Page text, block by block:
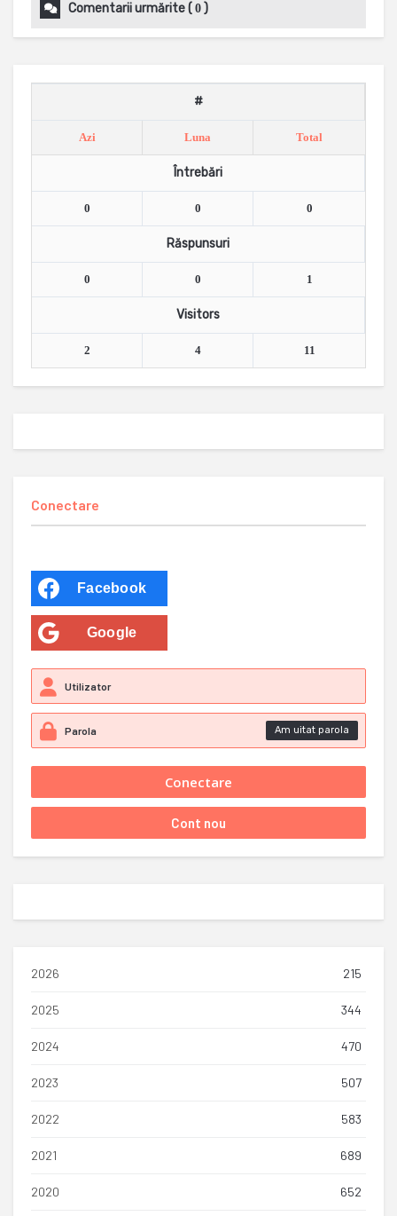
Comentarii urmărite( 0 )
#
Azi Luna Total
Întrebări
0 0 0
Răspunsuri
0 0 1
Visitors
2 4 11
Conectare
Facebook
Google
Am uitat parola
2026 215
2025 344
2024 470
2023 507
2022 583
2021 689
2020 652